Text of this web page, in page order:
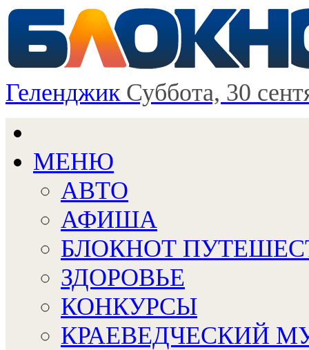
Геленджик Суббота, 30
МЕНЮ
АВТО
АФИША
БЛОКНОТ
ЗДОРОВЬЕ
КОНКУРСЫ
КРАЕВЕДЧЕСКИЙ